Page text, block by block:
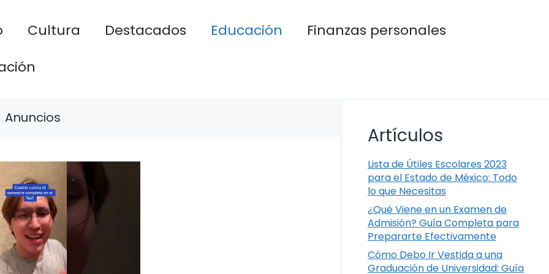
Cultura Destacados Educación
Finanzas personales
Anuncios
Artículos
Lista de Útiles Escolares 2023
para el Estado de México: Todo
lo que Necesitas
¿Qué Viene en un Examen de
Admisión? Guía Completa para
Prepararte Efectivamente
Cómo Debo Ir Vestida a una
Graduación de Universidad: Guía